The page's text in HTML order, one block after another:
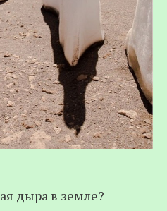
дыра в земле?